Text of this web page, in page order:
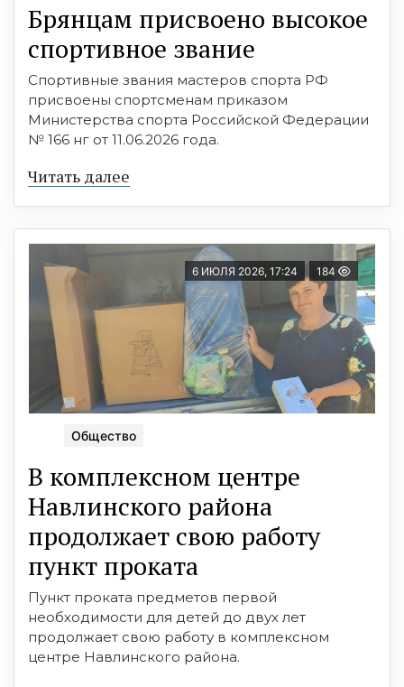
Брянцам присвоено высокое
спортивное звание
Спортивные звания мастеров спорта РФ
присвоены спортсменам приказом
Министерства спорта Российской Федерации
№ 166 нг от 11.06.2026 года.
Читать далее
6 ИЮЛЯ 2026, 17:24 184
Общество
В комплексном центре
Навлинского района
продолжает свою работу
пункт проката
Пункт проката предметов первой
необходимости для детей до двух лет
продолжает свою работу в комплексном
центре Навлинского района.